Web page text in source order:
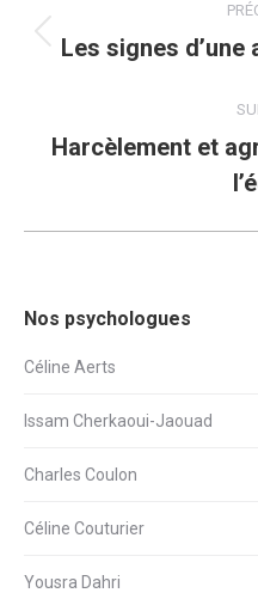
article
Les signes
Harcèlement et
Nos psychologues
Céline Aerts
Issam Cherkaoui-Jaouad
Charles Coulon
Céline Couturier
Yousra Dahri